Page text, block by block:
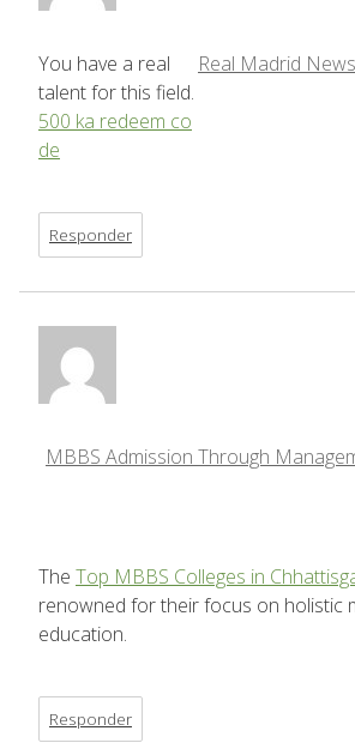
Real Madrid News
You have a real
talent for this field.
500 ka redeem co
de
Responder
MBBS Admission Through
The Top MBBS Colleges in
renowned for their focus on holistic
education.
Responder